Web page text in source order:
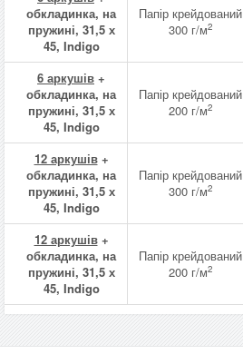
обкладинка, на
пружині, 31,5 х
45, Indigo
Папір крейдований
300 г/м2
6 аркушів +
обкладинка, на
пружині, 31,5 х
45, Indigo
Папір крейдований
200 г/м2
12 аркушів+
обкладинка, на
пружині, 31,5 х
45, Indigo
Папір крейдований
300 г/м2
12 аркушів+
обкладинка, на
пружині, 31,5 х
45, Indigo
Папір крейдований
200 г/м2